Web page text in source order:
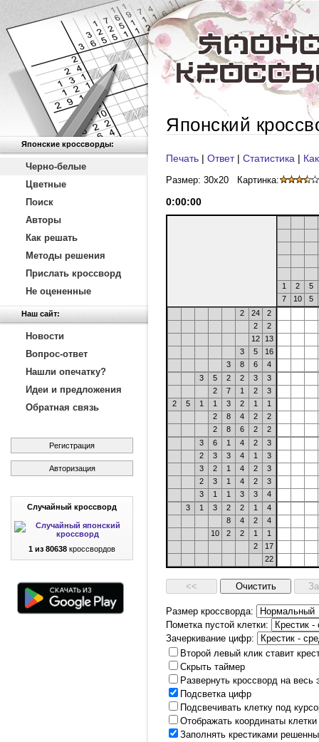
Японские кроссворды:
Черно-белые
Цветные
Поиск
Авторы
Как решать
Методы решения
Прислать кроссворд
Не оцененные
Наш сайт:
Новости
Вопрос-ответ
Нашли опечатку?
Идеи и предложения
Обратная связь
Регистрация
Авторизация
Случайный кроссворд
1 из 80638 кроссвордов
Японский
Печать | Ответ| Статистика |
Размер: 30x20 Картинка:
0:00:00
1 2
5
7
10
5
2
24
2
2
2
12
13
3
5
16
3
8 6
4
3
5 2 2 3
3
2
7 1 2
3
2
5 1 1 3 2 1
1
2
8 4 2
2
2
8 6 2
2
3
6 1 4 2
3
2
3 3 4 1
3
3
2 1 4 2
3
2
3 1 4 2
3
3
1 1 3 3
4
3
1 3 2 2 1
4
8
4 2
4
10
2 2 1
1
2
17
22
Размер кроссворда:
Пометка пустой клетки:
Зачеркивание цифр:
Второй левый клик ставит
Скрыть таймер
Развернуть кроссворд на
Подсветка цифр
Подсвечивать клетку под
Отображать координаты
Заполнять крестиками